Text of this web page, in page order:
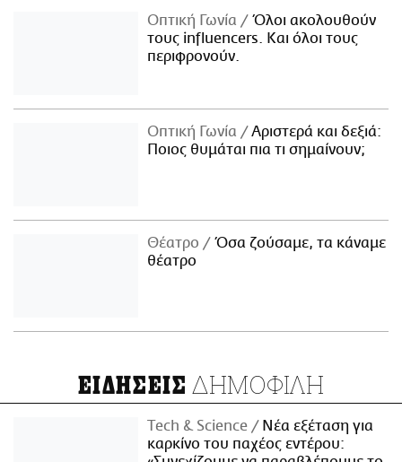
Οπτική Γωνία
Όλοι ακολουθούν
τους influencers. Και όλοι τους
περιφρονούν.
Οπτική Γωνία
Αριστερά και δεξιά:
Ποιος θυμάται πια τι σημαίνουν;
Θέατρο
Όσα ζούσαμε, τα κάναμε
θέατρο
ΕΙΔΗΣΕΙΣ ΔΗΜΟΦΙΛΗ
Τech & Science
Νέα εξέταση για
καρκίνο του παχέος εντέρου: